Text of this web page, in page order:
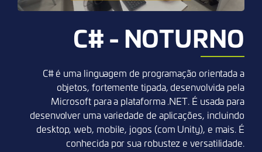
C# - NOTURNO
C# é uma linguagem de programação orientada a
objetos, fortemente tipada, desenvolvida pela
Microsoft para a plataforma .NET. É usada para
desenvolver uma variedade de aplicações, incluindo
desktop, web, mobile, jogos (com Unity), e mais. É
conhecida por sua robustez e versatilidade.